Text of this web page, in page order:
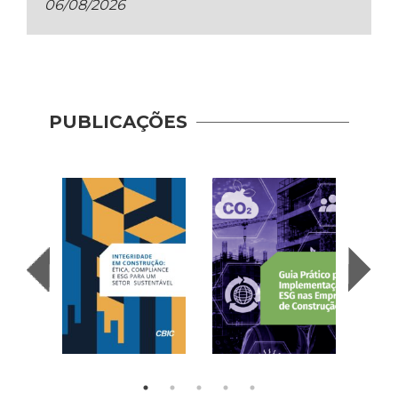
06/08/2026
PUBLICAÇÕES